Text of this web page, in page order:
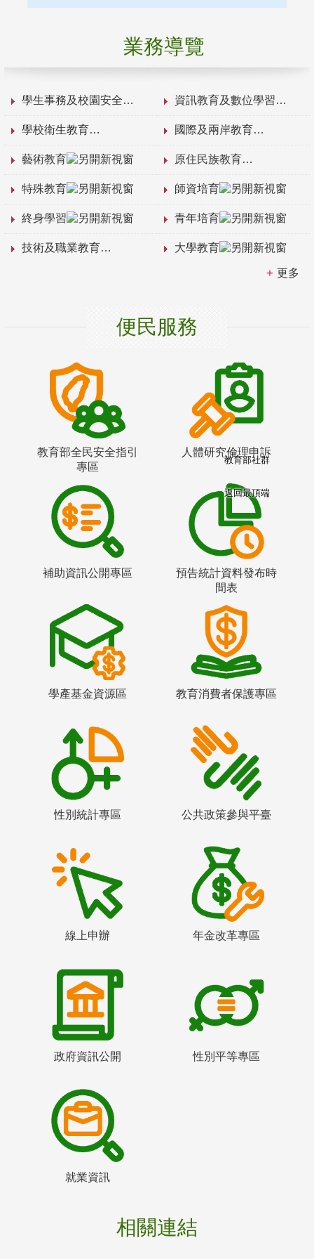
業務導覽
學生事務及校園安全 資訊教育及數位學習
學校衛生教育 國際及兩岸教育
藝術教育 原住民族教育
特殊教育 師資培育
終身學習 青年培育
技術及職業教育 大學教育
更多
便民服務
教育部全民安全指引
專區
人體研究倫理申訴
補助資訊公開專區
預告統計資料發布時
間表
學產基金資源區 教育消費者保護專區
性別統計專區 公共政策參與平臺
線上申辦 年金改革專區
政府資訊公開 性別平等專區
就業資訊
相關連結
教育部社群
返回最頂端